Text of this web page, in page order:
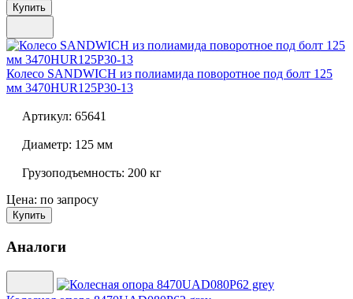
Купить
Колесо SANDWICH из полиамида поворотное под болт 125
мм 3470HUR125P30-13
Артикул: 65641
Диаметр: 125 мм
Грузоподъемность: 200 кг
Цена: по запросу
Купить
Аналоги